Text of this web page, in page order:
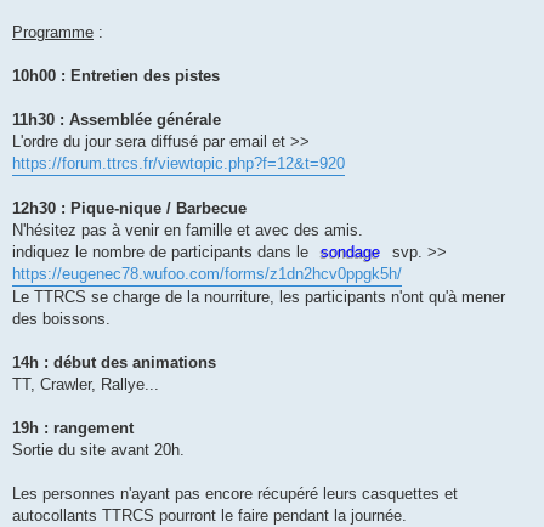
Programme :
10h00 : Entretien des pistes
11h30 : Assemblée générale
L'ordre du jour sera diffusé par email et >>
https://forum.ttrcs.fr/viewtopic.php?f=12&t=920
12h30 : Pique-nique / Barbecue
N'hésitez pas à venir en famille et avec des amis.
indiquez le nombre de participants dans le
sondage
svp. >>
https://eugenec78.wufoo.com/forms/z1dn2hcv0ppgk5h/
Le TTRCS se charge de la nourriture, les participants n'ont qu'à mener
des boissons.
14h : début des animations
TT, Crawler, Rallye...
19h : rangement
Sortie du site avant 20h.
Les personnes n'ayant pas encore récupéré leurs casquettes et
autocollants TTRCS pourront le faire pendant la journée.